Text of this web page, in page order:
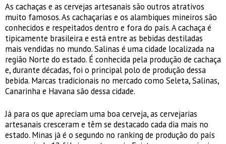
As cachaças e as cervejas artesanais são outros atrativos
muito famosos. As cachaçarias e os alambiques mineiros são
conhecidos e respeitados dentro e fora do país. A cachaça é
tipicamente brasileira e está entre as bebidas destiladas
mais vendidas no mundo. Salinas é uma cidade localizada na
região Norte do estado. É conhecida pela produção de cachaça
e, durante décadas, foi o principal polo de produção dessa
bebida. Marcas tradicionais no mercado como Seleta, Salinas,
Canarinha e Havana são dessa cidade.
Já para os que apreciam uma boa cerveja, as cervejarias
artesanais cresceram e têm se destacado cada dia mais no
estado. Minas já é o segundo no ranking de produção do país